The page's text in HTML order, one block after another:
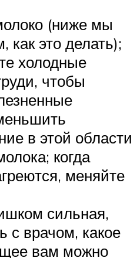
(ниже мы
как это делать);
холодные
чтобы
в этой области
когда
меняйте
сильная,
с врачом, какое
вам можно